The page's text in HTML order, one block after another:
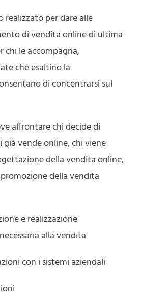
realizzato per dare alle
di vendita online di ultima
chi le accompagna,
che esaltino la
di concentrarsi sul
affrontare chi decide di
vende online, chi viene
della vendita online,
della vendita
e realizzazione
alla vendita
con i sistemi aziendali